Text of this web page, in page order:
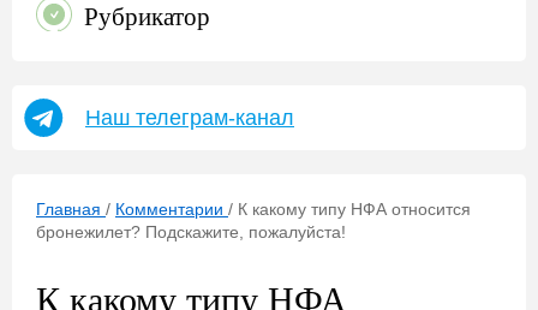
Рубрикатор
Наш телеграм-канал
Главная / Комментарии / К какому типу НФА относится
бронежилет? Подскажите, пожалуйста!
К какому типу НФА